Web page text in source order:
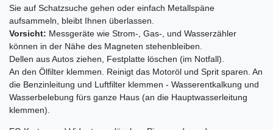
Sie auf Schatzsuche gehen oder einfach Metallspäne
aufsammeln, bleibt Ihnen überlassen.
Vorsicht: Messgeräte wie Strom-, Gas-, und Wasserzähler
können in der Nähe des Magneten stehenbleiben.
Dellen aus Autos ziehen, Festplatte löschen (im Notfall).
An den Ölfilter klemmen. Reinigt das Motoröl und Sprit sparen. An
die Benzinleitung und Luftfilter klemmen - Wasserentkalkung und
Wasserbelebung fürs ganze Haus (an die Hauptwasserleitung
klemmen).